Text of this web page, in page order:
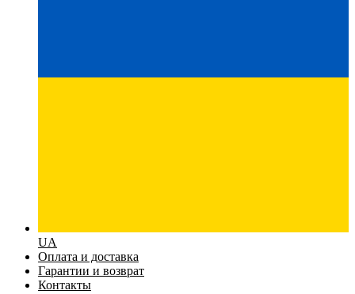
UA
Оплата и доставка
Гарантии и возврат
Контакты